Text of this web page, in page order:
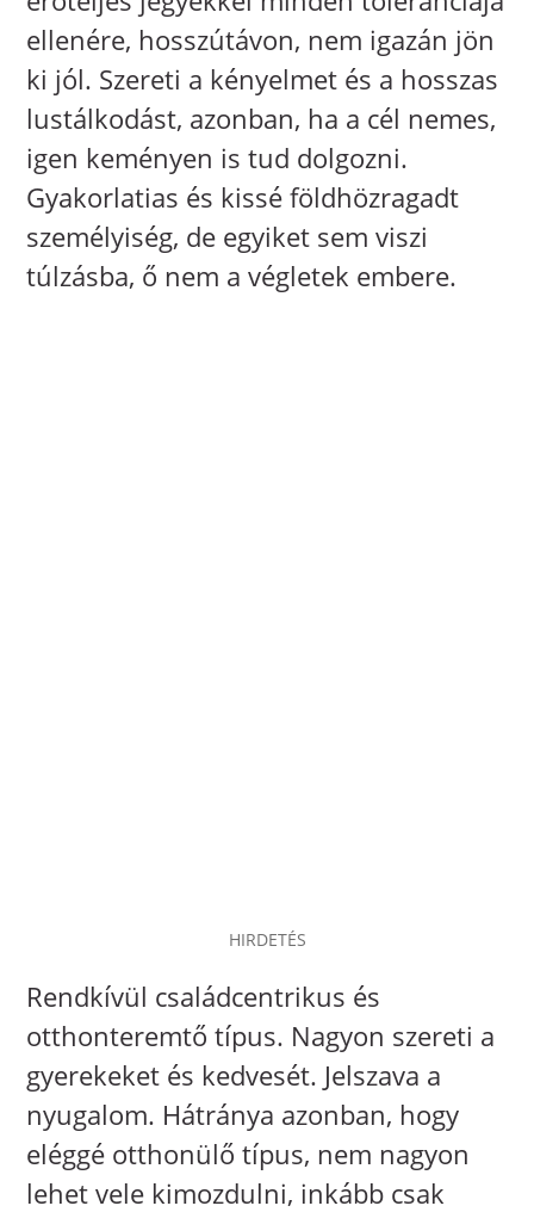
ellenére, hosszútávon, nem igazán jön
ki jól. Szereti a kényelmet és a hosszas
lustálkodást, azonban, ha a cél nemes,
igen keményen is tud dolgozni.
Gyakorlatias és kissé földhözragadt
személyiség, de egyiket sem viszi
túlzásba, ő nem a végletek embere.
HIRDETÉS
Rendkívül családcentrikus és
otthonteremtő típus. Nagyon szereti a
gyerekeket és kedvesét. Jelszava a
nyugalom. Hátránya azonban, hogy
eléggé otthonülő típus, nem nagyon
lehet vele kimozdulni, inkább csak